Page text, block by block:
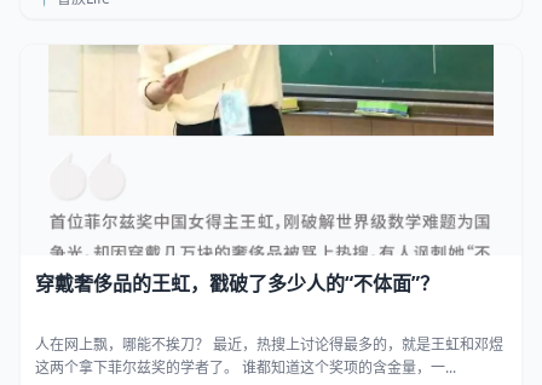
穿戴奢侈品的王虹，戳破了多少人的“不体面”？
人在网上飘，哪能不挨刀？ 最近，热搜上讨论得最多的，就是王虹和邓煜
这两个拿下菲尔兹奖的学者了。 谁都知道这个奖项的含金量，一...